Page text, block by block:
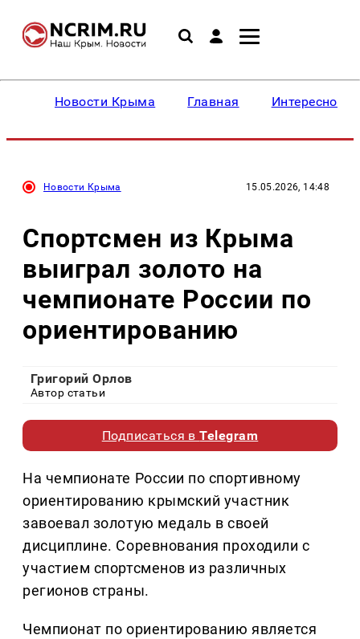
Новости Крыма Главная Интересное
Новости Крыма 15.05.2026, 14:48
Спортсмен из Крыма
выиграл золото на
чемпионате России по
ориентированию
Григорий Орлов
Автор статьи
Подписаться вTelegram
На чемпионате России по спортивному
ориентированию крымский участник
завоевал золотую медаль в своей
дисциплине. Соревнования проходили с
участием спортсменов из различных
регионов страны.
Чемпионат по ориентированию является